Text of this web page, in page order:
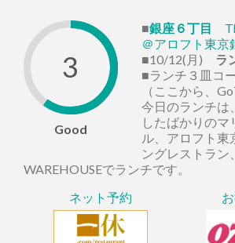
3
Good
■銀座６丁目
＠アロフト東京
■10/12(月) ラ
■ランチ３皿コ
（ここから、
今日のランチは
したばかりのマ
ル、アロフト東
ングレストラン
WAREHOUSEでランチです。
ネット予約